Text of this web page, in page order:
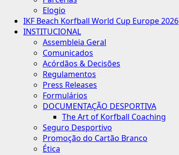
Elogio
IKF Beach Korfball World Cup Europe 2026
INSTITUCIONAL
Assembleia Geral
Comunicados
Acórdãos & Decisões
Regulamentos
Press Releases
Formulários
DOCUMENTAÇÃO DESPORTIVA
The Art of Korfball Coaching
Seguro Desportivo
Promoção do Cartão Branco
Ética